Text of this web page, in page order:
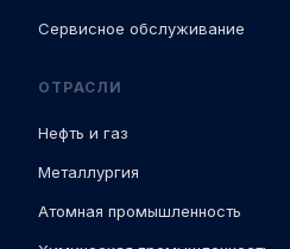
Сервисное обслуживание
ОТРАСЛИ
Нефть и газ
Металлургия
Атомная промышленность